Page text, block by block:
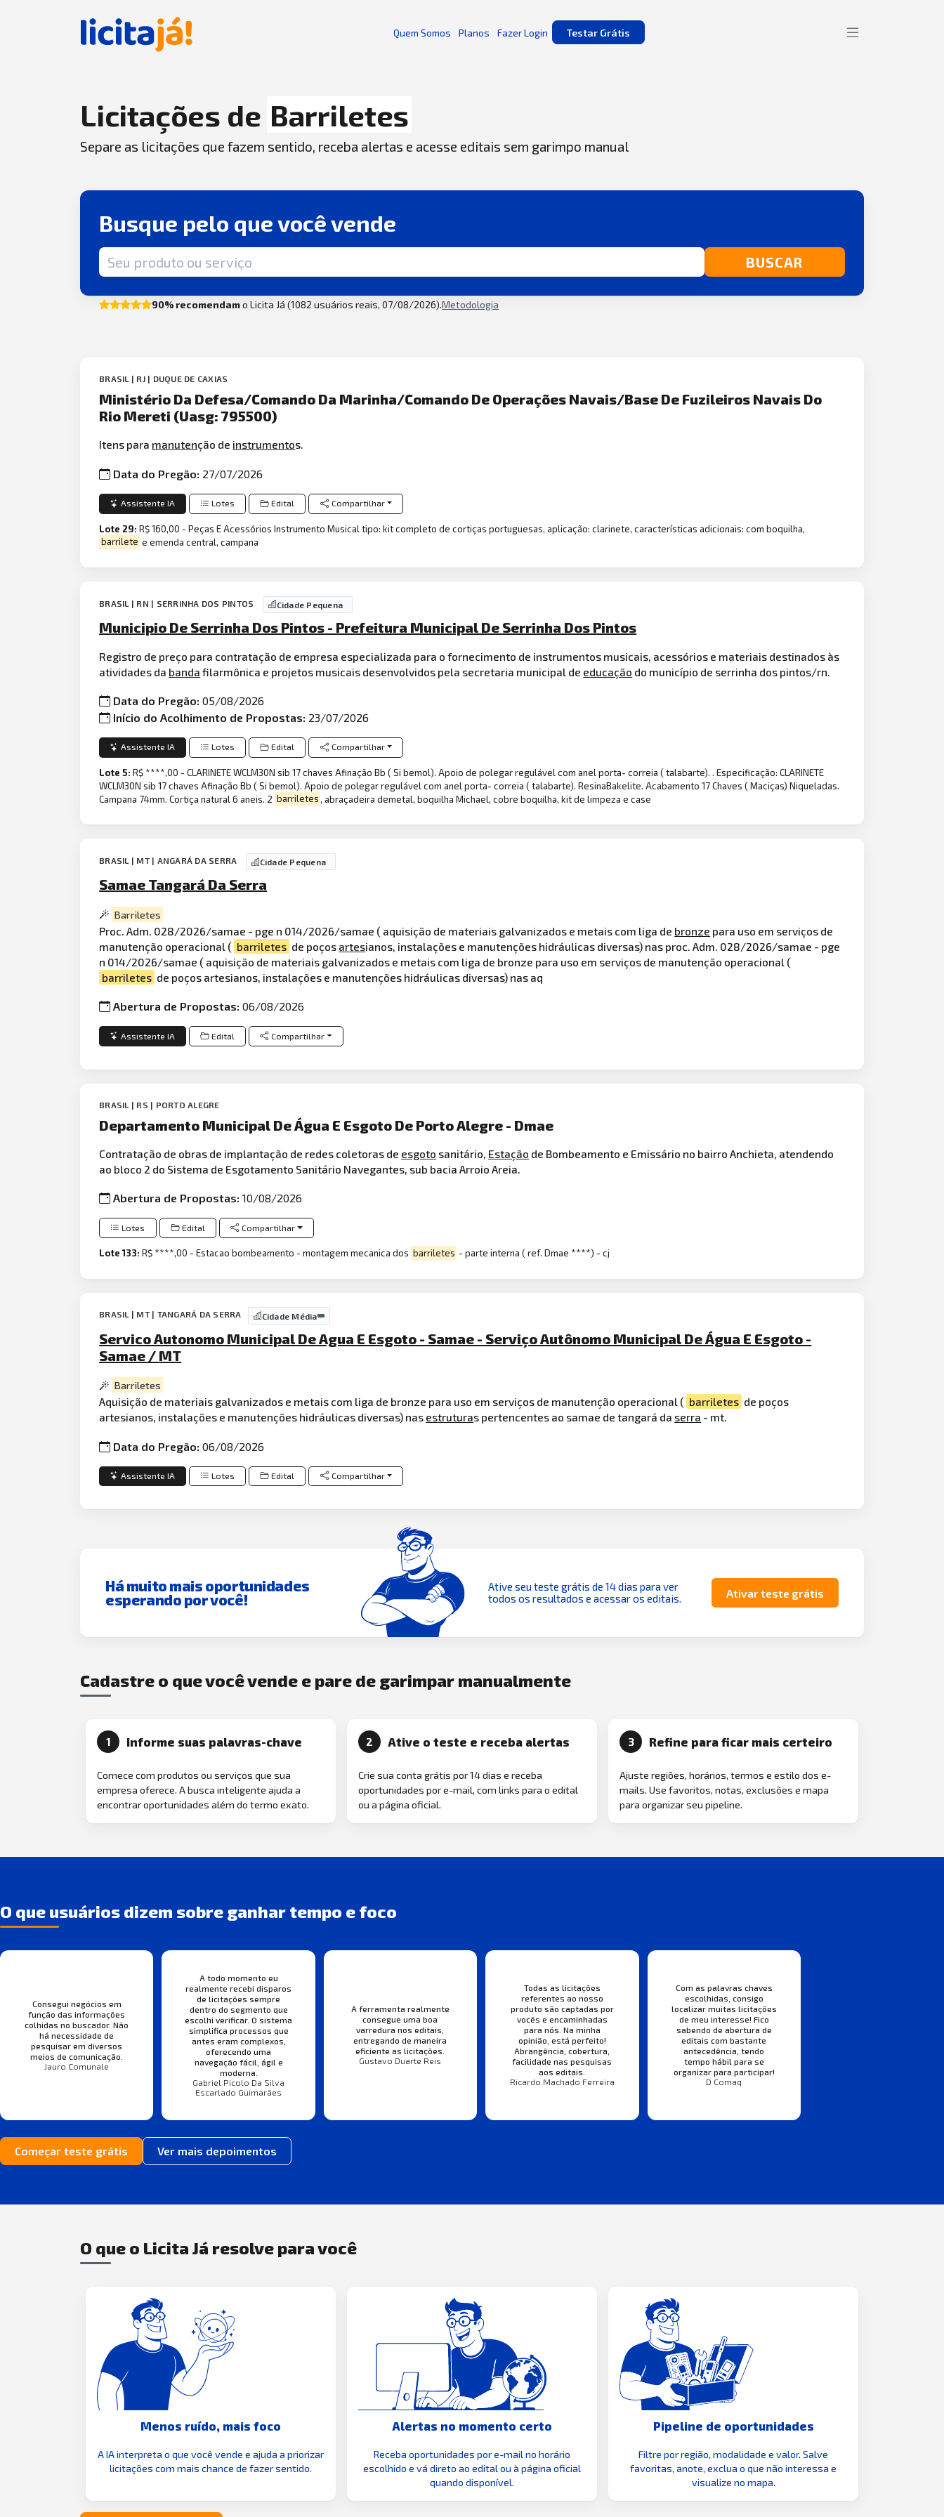
Quem Somos Planos Fazer Login Testar Grátis
Licitações de Barriletes
Separe as licitações que fazem sentido, receba alertas e acesse editais sem garimpo manual
Busque pelo que você vende
Termo de busca BUSCAR
90% recomendamo Licita Já (1082 usuários reais, 07/08/2026).Metodologia
BRASIL | RJ | DUQUE DE CAXIAS
Ministério Da Defesa/Comando Da Marinha/Comando De Operações Navais/Base De Fuzileiros Navais Do
Rio Mereti (Uasg: 795500)
Itens para manutenção de instrumentos.
Data do Pregão: 27/07/2026
Assistente IA Lotes Edital Compartilhar
Lote 29:R$ 160,00 - Peças E Acessórios Instrumento Musical tipo: kit completo de cortiças portuguesas, aplicação: clarinete, características adicionais: com boquilha,
barrilete e emenda central, campana
BRASIL | RN | SERRINHA DOS PINTOS Cidade Pequena
Municipio De Serrinha Dos Pintos - Prefeitura Municipal De Serrinha Dos Pintos
Registro de preço para contratação de empresa especializada para o fornecimento de instrumentos musicais, acessórios e materiais destinados às
atividades da banda filarmônica e projetos musicais desenvolvidos pela secretaria municipal de educação do município de serrinha dos pintos/rn.
Data do Pregão:05/08/2026
Início do Acolhimento de Propostas: 23/07/2026
Assistente IA Lotes Edital Compartilhar
Lote 5:R$ ****,00 - CLARINETE WCLM30N sib 17 chaves Afinação Bb ( Si bemol). Apoio de polegar regulável com anel porta- correia ( talabarte). . Especificação: CLARINETE
WCLM30N sib 17 chaves Afinação Bb ( Si bemol). Apoio de polegar regulável com anel porta- correia ( talabarte). ResinaBakelite. Acabamento 17 Chaves ( Maciças) Niqueladas.
Campana 74mm. Cortiça natural 6 aneis. 2 barriletes, abraçadeira demetal, boquilha Michael, cobre boquilha, kit de limpeza e case
BRASIL | MT | ANGARÁ DA SERRA Cidade Pequena
Samae Tangará Da Serra
Barriletes
Proc. Adm. 028/2026/samae - pge n 014/2026/samae ( aquisição de materiais galvanizados e metais com liga de bronze para uso em serviços de
manutenção operacional ( barriletes de poços artesianos, instalações e manutenções hidráulicas diversas) nas proc. Adm. 028/2026/samae - pge
n 014/2026/samae ( aquisição de materiais galvanizados e metais com liga de bronze para uso em serviços de manutenção operacional (
barriletes de poços artesianos, instalações e manutenções hidráulicas diversas) nas aq
Abertura de Propostas:06/08/2026
Assistente IA Edital Compartilhar
BRASIL | RS | PORTO ALEGRE
Departamento Municipal De Água E Esgoto De Porto Alegre - Dmae
Contratação de obras de implantação de redes coletoras de esgoto sanitário, Estação de Bombeamento e Emissário no bairro Anchieta, atendendo
ao bloco 2 do Sistema de Esgotamento Sanitário Navegantes, sub bacia Arroio Areia.
Abertura de Propostas:10/08/2026
Lotes Edital Compartilhar
Lote 133:R$ ****,00 - Estacao bombeamento - montagem mecanica dos barriletes - parte interna ( ref. Dmae ****) - cj
BRASIL | MT | TANGARÁ DA SERRA Cidade Média
Servico Autonomo Municipal De Agua E Esgoto - Samae - Serviço Autônomo Municipal De Água E Esgoto -
Samae / MT
Barriletes
Aquisição de materiais galvanizados e metais com liga de bronze para uso em serviços de manutenção operacional ( barriletes de poços
artesianos, instalações e manutenções hidráulicas diversas) nas estruturas pertencentes ao samae de tangará da serra - mt.
Data do Pregão:06/08/2026
Assistente IA Lotes Edital Compartilhar
Há muito mais oportunidades
esperando por você!
Ative seu teste grátis de 14 dias para ver
todos os resultados e acessar os editais.
Ativar teste grátis
Cadastre o que você vende e pare de garimpar manualmente
1 Informe suas palavras-chave
Comece com produtos ou serviços que sua
empresa oferece. A busca inteligente ajuda a
encontrar oportunidades além do termo exato.
2 Ative o teste e receba alertas
Crie sua conta grátis por 14 dias e receba
oportunidades por e-mail, com links para o edital
ou a página oficial.
3 Refine para ficar mais certeiro
Ajuste regiões, horários, termos e estilo dos e-
mails. Use favoritos, notas, exclusões e mapa
para organizar seu pipeline.
O que usuários dizem sobre ganhar tempo e foco
Consegui negócios em
função das informações
colhidas no buscador. Não
há necessidade de
pesquisar em diversos
meios de comunicação.
Jauro Comunale
A todo momento eu
realmente recebi disparos
de licitações sempre
dentro do segmento que
escolhi verificar. O sistema
simplifica processos que
antes eram complexos,
oferecendo uma
navegação fácil, ágil e
moderna.
Gabriel Picolo Da Silva
Escarlado Guimarães
A ferramenta realmente
consegue uma boa
varredura nos editais,
entregando de maneira
eficiente as licitações.
Gustavo Duarte Reis
Todas as licitações
referentes ao nosso
produto são captadas por
vocês e encaminhadas
para nós. Na minha
opinião, está perfeito!
Abrangência, cobertura,
facilidade nas pesquisas
aos editais.
Ricardo Machado Ferreira
Com as palavras chaves
escolhidas, consigo
localizar muitas licitações
de meu interesse! Fico
sabendo de abertura de
editais com bastante
antecedência, tendo
tempo hábil para se
organizar para participar!
D Comaq
Começar teste grátis Ver mais depoimentos
O que o Licita Já resolve para você
Menos ruído, mais foco
A IA interpreta o que você vende e ajuda a priorizar
licitações com mais chance de fazer sentido.
Alertas no momento certo
Receba oportunidades por e-mail no horário
escolhido e vá direto ao edital ou à página oficial
quando disponível.
Pipeline de oportunidades
Filtre por região, modalidade e valor. Salve
favoritas, anote, exclua o que não interessa e
visualize no mapa.